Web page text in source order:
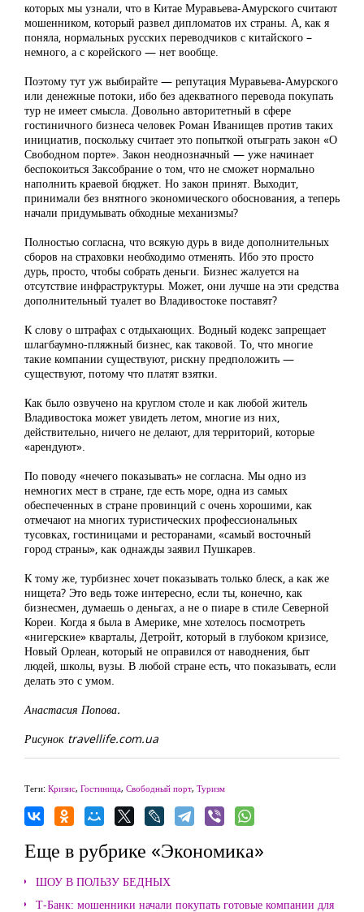
которых мы узнали, что в Китае Муравьева-Амурского считают
мошенником, который развел дипломатов их страны. А, как я
поняла, нормальных русских переводчиков с китайского –
немного, а с корейского — нет вообще.
Поэтому тут уж выбирайте — репутация Муравьева-Амурского
или денежные потоки, ибо без адекватного перевода покупать
тур не имеет смысла. Довольно авторитетный в сфере
гостиничного бизнеса человек Роман Иванищев против таких
инициатив, поскольку считает это попыткой отыграть закон «О
Свободном порте». Закон неоднозначный — уже начинает
беспокоиться Заксобрание о том, что не сможет нормально
наполнить краевой бюджет. Но закон принят. Выходит,
принимали без внятного экономического обоснования, а теперь
начали придумывать обходные механизмы?
Полностью согласна, что всякую дурь в виде дополнительных
сборов на страховки необходимо отменять. Ибо это просто
дурь, просто, чтобы собрать деньги. Бизнес жалуется на
отсутствие инфраструктуры. Может, они лучше на эти средства
дополнительный туалет во Владивостоке поставят?
К слову о штрафах с отдыхающих. Водный кодекс запрещает
шлагбаумно-пляжный бизнес, как таковой. То, что многие
такие компании существуют, рискну предположить —
существуют, потому что платят взятки.
Как было озвучено на круглом столе и как любой житель
Владивостока может увидеть летом, многие из них,
действительно, ничего не делают, для территорий, которые
«арендуют».
По поводу «нечего показывать» не согласна. Мы одно из
немногих мест в стране, где есть море, одна из самых
обеспеченных в стране провинций с очень хорошими, как
отмечают на многих туристических профессиональных
тусовках, гостиницами и ресторанами, «самый восточный
город страны», как однажды заявил Пушкарев.
К тому же, турбизнес хочет показывать только блеск, а как же
нищета? Это ведь тоже интересно, если ты, конечно, как
бизнесмен, думаешь о деньгах, а не о пиаре в стиле Северной
Кореи. Когда я была в Америке, мне хотелось посмотреть
«нигерские» кварталы, Детройт, который в глубоком кризисе,
Новый Орлеан, который не оправился от наводнения, быт
людей, школы, вузы. В любой стране есть, что показывать, если
делать это с умом.
Анастасия Попова.
Рисунок travellife.com.ua
Теги: Кризис, Гостиница, Свободный порт, Туризм
Еще в рубрике «Экономика»
ШОУ В ПОЛЬЗУ БЕДНЫХ
Т-Банк: мошенники начали покупать готовые компании для